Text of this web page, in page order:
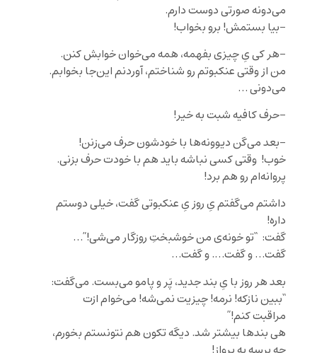
می‌دونه صورتی دوست دارم.
-بیا بستمش! برو بخواب!
-هر کی یِ چیزی بفهمه، همه می‌خوان خوابش کنن.
من از وقتی عنکبوتم رو شناختم، آوردنم این‌جا بخوابم.
می‌دونی …
-حرف کافیه شبت به خیر!
-بعد می‌گن دیوونه‌ها با خودشون حرف می‌زنن!
خوب! وقتی کسی نباشه باید هم با خودت حرف بزنی.
پروانه‌ام رو هم برد!
داشتم می‌گفتم یِ روز یِ عنکبوتی گفت، خیلی دوستم
داره!
گفت: “تو خونه‌ی من خوشبختِ روزگار می‌شی!”…
گفت… و گفت…. و گفت…
بعد هر روز با یِ بند جدید، پَر و پامو می‌بست. می‌گفت:
“ببین نازکه! نرمه! چیزیت نمی‌شه! می‌خوام ازت
مراقبت کنم!”
هی بندها بیشتر شد. دیگه تکون هم نتونستم بخورم،